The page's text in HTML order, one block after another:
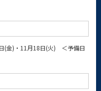
(金)・11月18日(火) ＜予備日